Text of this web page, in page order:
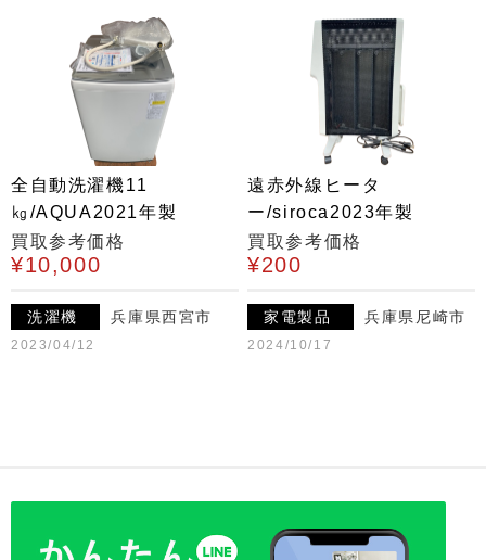
全自動洗濯機11
㎏/AQUA2021年製
買取参考価格
¥10,000
洗濯機 兵庫県西宮市
2023/04/12
遠赤外線ヒータ
ー/siroca2023年製
買取参考価格
¥200
家電製品 兵庫県尼崎市
2024/10/17